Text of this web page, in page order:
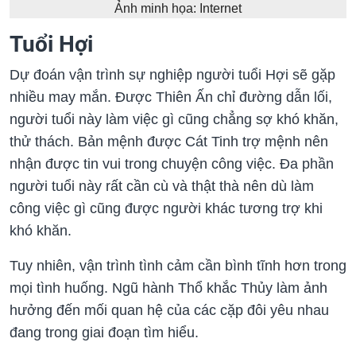
Ảnh minh họa: Internet
Tuổi Hợi
Dự đoán vận trình sự nghiệp người tuổi Hợi sẽ gặp
nhiều may mắn. Được Thiên Ấn chỉ đường dẫn lối,
người tuổi này làm việc gì cũng chẳng sợ khó khăn,
thử thách. Bản mệnh được Cát Tinh trợ mệnh nên
nhận được tin vui trong chuyện công việc. Đa phần
người tuổi này rất cần cù và thật thà nên dù làm
công việc gì cũng được người khác tương trợ khi
khó khăn.
Tuy nhiên, vận trình tình cảm cần bình tĩnh hơn trong
mọi tình huống. Ngũ hành Thổ khắc Thủy làm ảnh
hưởng đến mối quan hệ của các cặp đôi yêu nhau
đang trong giai đoạn tìm hiểu.